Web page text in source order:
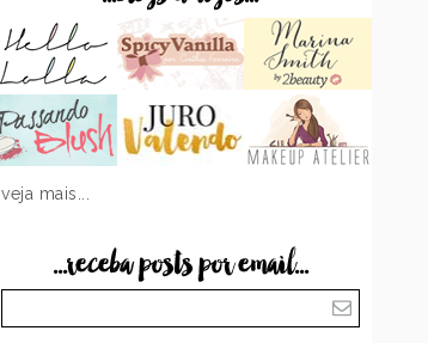
veja mais...
...receba posts por email...